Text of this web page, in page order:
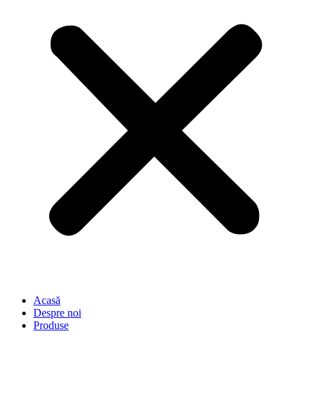
Acasă
Despre noi
Produse